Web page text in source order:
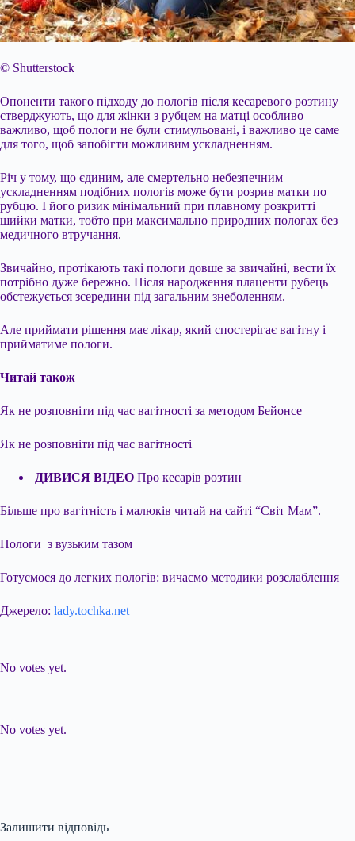
© Shutterstock
Опоненти такого підходу до пологів після кесаревого розтину
стверджують, що для жінки з рубцем на матці особливо
важливо, щоб пологи не були стимульовані, і важливо це саме
для того, щоб запобігти можливим ускладненням.
Річ у тому, що єдиним, але смертельно небезпечним
ускладненням подібних пологів може бути розрив матки по
рубцю. І його ризик мінімальний при плавному розкритті
шийки матки, тобто при максимально природних пологах без
медичного втручання.
Звичайно, протікають такі пологи довше за звичайні, вести їх
потрібно дуже бережно. Після народження плаценти рубець
обстежується зсередини під загальним знеболенням.
Але приймати рішення має лікар, який спостерігає вагітну і
прийматиме пологи.
Читай також
Як не розповніти під час вагітності за методом Бейонсе
Як не розповніти під час вагітності
ДИВИСЯ ВІДЕО Про кесарів розтин
Більше про вагітність і малюків читай на сайті “Світ Мам”.
Пологи з вузьким тазом
Готуємося до легких пологів: вичаємо методики розслаблення
Джерело: lady.tochka.net
No votes yet.
No votes yet.
Залишити відповідь